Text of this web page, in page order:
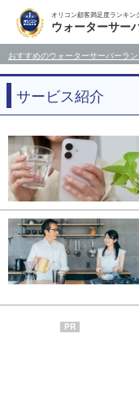
オリコン顧客満足度ランキン
ウォーターサー
おすすめのウォーターサーバーラ
サービス紹介
PR